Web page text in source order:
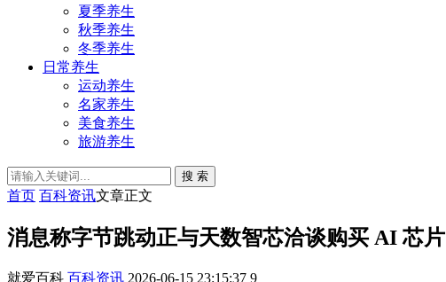
夏季养生
秋季养生
冬季养生
日常养生
运动养生
名家养生
美食养生
旅游养生
搜 索
首页 百科资讯文章正文
消息称字节跳动正与天数智芯洽谈购买 AI 芯片
就爱百科 百科资讯 2026-06-15 23:15:37 9